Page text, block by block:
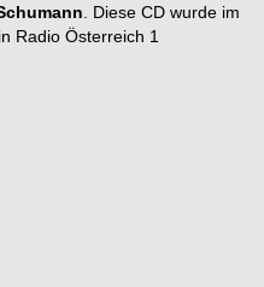
. Diese CD wurde im
Radio Österreich 1